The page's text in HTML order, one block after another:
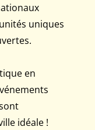
uniques
en
idéale !